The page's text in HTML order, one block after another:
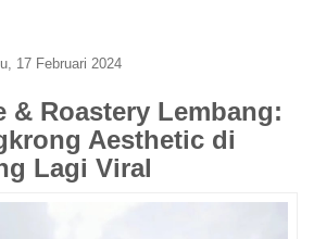
17 Februari 2024
& Roastery Lembang:
Aesthetic di
Lagi Viral